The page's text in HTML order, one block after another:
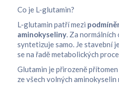
Co je L-glutamin?
L-glutamin patří mezi
aminokyseliny. Za
syntetizuje samo. Je stavební
se na řadě metabolických
Glutamin je přirozeně
ze všech volných